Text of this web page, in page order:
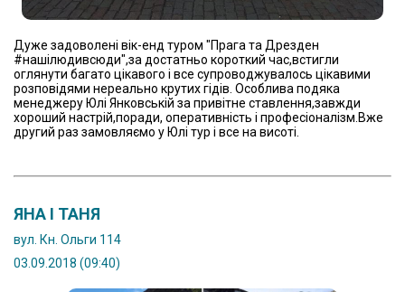
Дуже задоволені вік-енд туром "Прага та Дрезден
#нашілюдивсюди",за достатньо короткий час,встигли
оглянути багато цікавого і все супроводжувалось цікавими
розповідями нереально крутих гідів. Особлива подяка
менеджеру Юлі Янковській за привітне ставлення,завжди
хороший настрій,поради, оперативність і професіоналізм.Вже
другий раз замовляємо у Юлі тур і все на висоті.
ЯНА І ТАНЯ
вул. Кн. Ольги 114
03.09.2018 (09:40)